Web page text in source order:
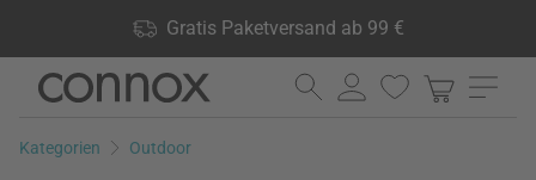
Gratis Paketversand ab 99 €
lagernd, 60 Tage Rückgaberecht
Direkt
Seiteninhalt
Direkt
Suchfeld
Kategorien Outdoor